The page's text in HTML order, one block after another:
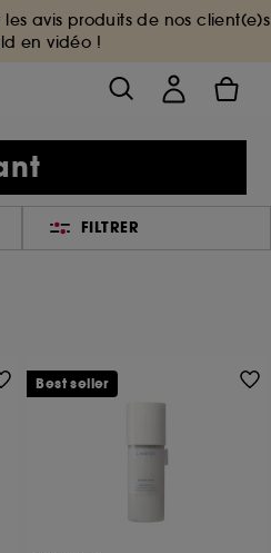
les avis produits de nos client(e)s
en vidéo !
FILTRER
Best seller